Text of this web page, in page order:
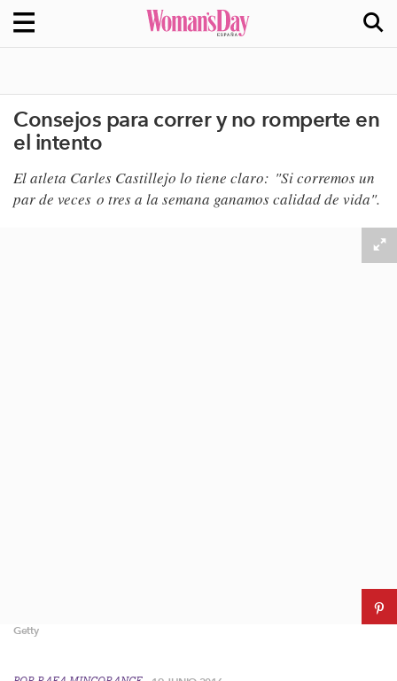
Consejos para correr y no romperte en
el intento
El atleta Carles Castillejo lo tiene claro: ​"Si corremos un
par de veces o tres a la semana ganamos calidad de vida"​.
Getty